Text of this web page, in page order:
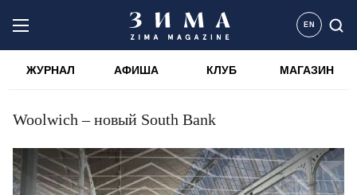
EN
ЖУРНАЛ АФИША КЛУБ МАГАЗИН
Woolwich – новый South Bank